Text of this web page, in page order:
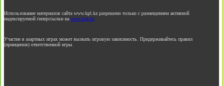
Использование материалов сайта www.kpl.kz разрешено только с размещением активной
индексируемой гиперссылки на www.kpl.kz
Участие в азартных играх может вызвать игровую зависимость. Придерживайтесь правил
(принципов) ответственной игры.